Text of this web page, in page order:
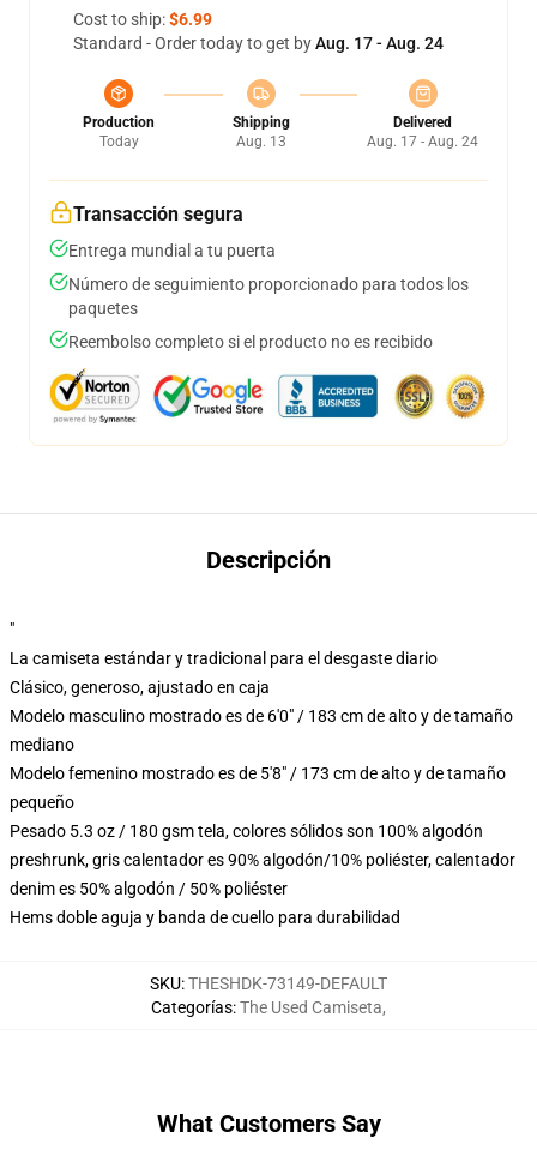
Cost to ship:$6.99
Standard - Order today to get byAug. 17 - Aug. 24
Production
Today
Shipping
Aug. 13
Delivered
Aug. 17 - Aug. 24
Transacción segura
Entrega mundial a tu puerta
Número de seguimiento proporcionado para todos los
paquetes
Reembolso completo si el producto no es recibido
Descripción
"
La camiseta estándar y tradicional para el desgaste diario
Clásico, generoso, ajustado en caja
Modelo masculino mostrado es de 6'0" / 183 cm de alto y de tamaño
mediano
Modelo femenino mostrado es de 5'8" / 173 cm de alto y de tamaño
pequeño
Pesado 5.3 oz / 180 gsm tela, colores sólidos son 100% algodón
preshrunk, gris calentador es 90% algodón/10% poliéster, calentador
denim es 50% algodón / 50% poliéster
Hems doble aguja y banda de cuello para durabilidad
SKU:THESHDK-73149-DEFAULT
Categorías:The Used Camiseta,
What Customers Say